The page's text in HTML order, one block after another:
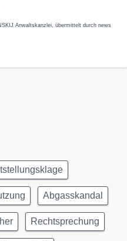
Anwaltskanzlei, übermittelt durch news
Abgasskandal
Rechtsprechung